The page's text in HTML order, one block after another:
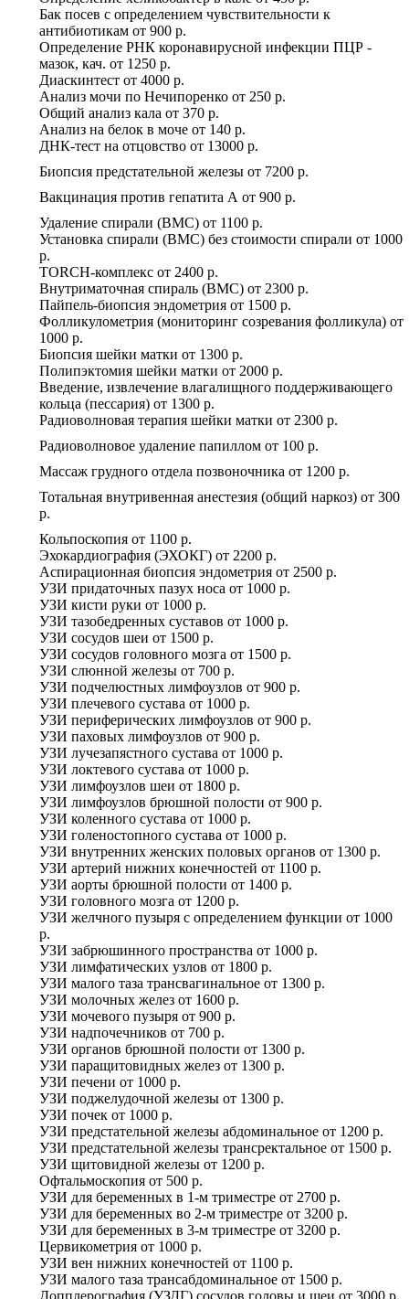
Бак посев с определением чувствительности к
антибиотикам от 900 р.
Определение РНК коронавирусной инфекции ПЦР -
мазок, кач. от 1250 р.
Диаскинтест от 4000 р.
Анализ мочи по Нечипоренко от 250 р.
Общий анализ кала от 370 р.
Анализ на белок в моче от 140 р.
ДНК-тест на отцовство от 13000 р.
Биопсия предстательной железы от 7200 р.
Вакцинация против гепатита А от 900 р.
Удаление спирали (ВМС) от 1100 р.
Установка спирали (ВМС) без стоимости спирали от 1000
р.
TORCH-комплекс от 2400 р.
Внутриматочная спираль (ВМС) от 2300 р.
Пайпель-биопсия эндометрия от 1500 р.
Фолликулометрия (мониторинг созревания фолликула) от
1000 р.
Биопсия шейки матки от 1300 р.
Полипэктомия шейки матки от 2000 р.
Введение, извлечение влагалищного поддерживающего
кольца (пессария) от 1300 р.
Радиоволновая терапия шейки матки от 2300 р.
Радиоволновое удаление папиллом от 100 р.
Массаж грудного отдела позвоночника от 1200 р.
Тотальная внутривенная анестезия (общий наркоз) от 300
р.
Кольпоскопия от 1100 р.
Эхокардиография (ЭХОКГ) от 2200 р.
Аспирационная биопсия эндометрия от 2500 р.
УЗИ придаточных пазух носа от 1000 р.
УЗИ кисти руки от 1000 р.
УЗИ тазобедренных суставов от 1000 р.
УЗИ сосудов шеи от 1500 р.
УЗИ сосудов головного мозга от 1500 р.
УЗИ слюнной железы от 700 р.
УЗИ подчелюстных лимфоузлов от 900 р.
УЗИ плечевого сустава от 1000 р.
УЗИ периферических лимфоузлов от 900 р.
УЗИ паховых лимфоузлов от 900 р.
УЗИ лучезапястного сустава от 1000 р.
УЗИ локтевого сустава от 1000 р.
УЗИ лимфоузлов шеи от 1800 р.
УЗИ лимфоузлов брюшной полости от 900 р.
УЗИ коленного сустава от 1000 р.
УЗИ голеностопного сустава от 1000 р.
УЗИ внутренних женских половых органов от 1300 р.
УЗИ артерий нижних конечностей от 1100 р.
УЗИ аорты брюшной полости от 1400 р.
УЗИ головного мозга от 1200 р.
УЗИ желчного пузыря с определением функции от 1000
р.
УЗИ забрюшинного пространства от 1000 р.
УЗИ лимфатических узлов от 1800 р.
УЗИ малого таза трансвагинальное от 1300 р.
УЗИ молочных желез от 1600 р.
УЗИ мочевого пузыря от 900 р.
УЗИ надпочечников от 700 р.
УЗИ органов брюшной полости от 1300 р.
УЗИ паращитовидных желез от 1300 р.
УЗИ печени от 1000 р.
УЗИ поджелудочной железы от 1300 р.
УЗИ почек от 1000 р.
УЗИ предстательной железы абдоминальное от 1200 р.
УЗИ предстательной железы трансректальное от 1500 р.
УЗИ щитовидной железы от 1200 р.
Офтальмоскопия от 500 р.
УЗИ для беременных в 1-м триместре от 2700 р.
УЗИ для беременных во 2-м триместре от 3200 р.
УЗИ для беременных в 3-м триместре от 3200 р.
Цервикометрия от 1000 р.
УЗИ вен нижних конечностей от 1100 р.
УЗИ малого таза трансабдоминальное от 1500 р.
Допплерография (УЗДГ) сосудов головы и шеи от 3000 р.